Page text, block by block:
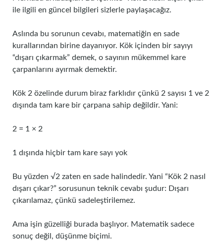
ile ilgili en güncel bilgileri sizlerle paylaşacağız.
Aslında bu sorunun cevabı, matematiğin en sade
kurallarından birine dayanıyor. Kök içinden bir sayıyı
“dışarı çıkarmak” demek, o sayının mükemmel kare
çarpanlarını ayırmak demektir.
Kök 2 özelinde durum biraz farklıdır çünkü 2 sayısı 1 ve 2
dışında tam kare bir çarpana sahip değildir. Yani:
2 = 1 × 2
1 dışında hiçbir tam kare sayı yok
Bu yüzden √2 zaten en sade halindedir. Yani “Kök 2 nasıl
dışarı çıkar?” sorusunun teknik cevabı şudur: Dışarı
çıkarılamaz, çünkü sadeleştirilemez.
Ama işin güzelliği burada başlıyor. Matematik sadece
sonuç değil, düşünme biçimi.